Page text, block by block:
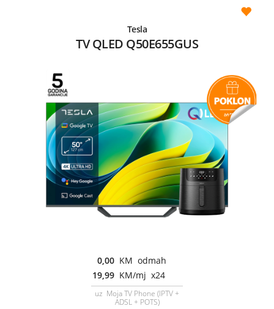
Tesla
TV QLED Q50E655GUS
0,00 KM odmah
19,99 KM/mj x24
uz Moja TV Phone (IPTV +
ADSL + POTS)